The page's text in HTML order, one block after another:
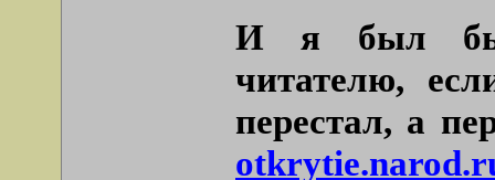
И я был бы
читателю,
перестал, а